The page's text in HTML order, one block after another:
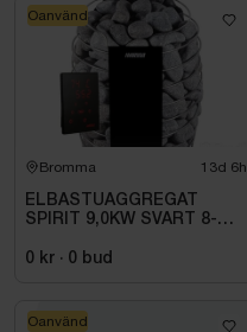
Bromma 13d 6h
ELBASTUAGGREGAT
SPIRIT 9,0KW SVART 8-
INKL. XENIO WIFI
0 kr · 0 bud
Oanvänd
Oanvänd